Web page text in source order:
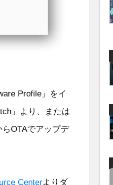
Profile」をイ
」より、または
OTAでアップデ
Centerよりダ